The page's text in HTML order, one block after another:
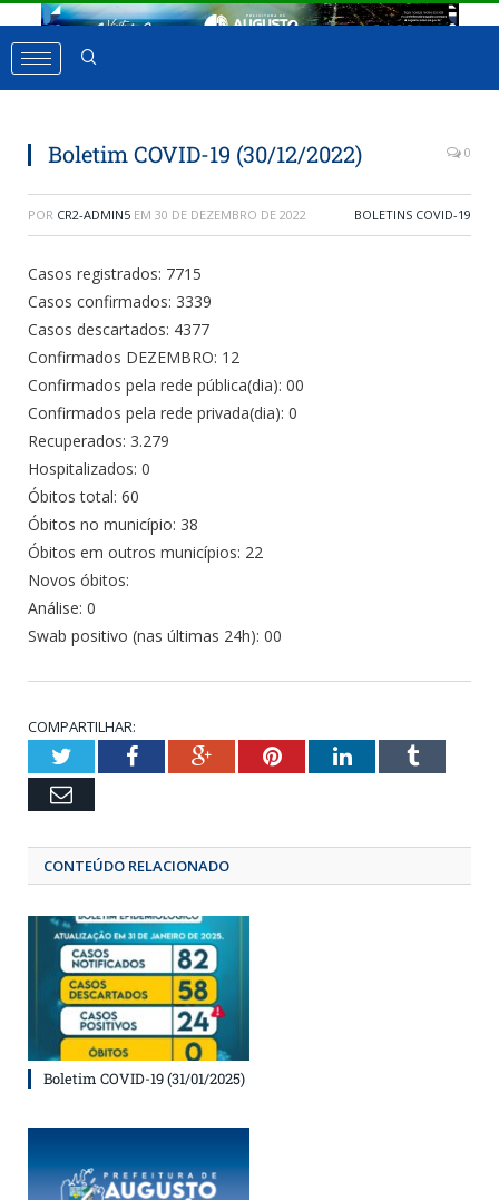
Boletim COVID-19 (30/12/2022) 0
POR CR2-ADMIN5 EM 30 DE DEZEMBRO DE 2022 BOLETINS COVID-19
Casos registrados: 7715
Casos confirmados: 3339
Casos descartados: 4377
Confirmados DEZEMBRO: 12
Confirmados pela rede pública(dia): 00
Confirmados pela rede privada(dia): 0
Recuperados: 3.279
Hospitalizados: 0
Óbitos total: 60
Óbitos no município: 38
Óbitos em outros municípios: 22
Novos óbitos:
Análise: 0
Swab positivo (nas últimas 24h): 00
COMPARTILHAR:
TwitterFacebookGoogle+Pinterest
LinkedIn
Email
CONTEÚDO RELACIONADO
Boletim COVID-19 (31/01/2025)